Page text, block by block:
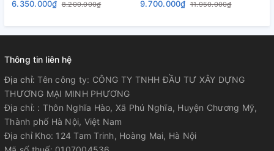
6.350.000₫ 8.200.000₫
9.700.000₫ 11.950.000₫
Thông tin liên hệ
Địa chỉ:Tên công ty: CÔNG TY TNHH ĐẦU TƯ XÂY DỰNG
THƯƠNG MẠI MINH PHƯƠNG
Địa chỉ: : Thôn Nghĩa Hào, Xã Phú Nghĩa, Huyện Chương Mỹ,
Thành phố Hà Nội, Việt Nam
Địa chỉ Kho: 124 Tam Trinh, Hoàng Mai, Hà Nội